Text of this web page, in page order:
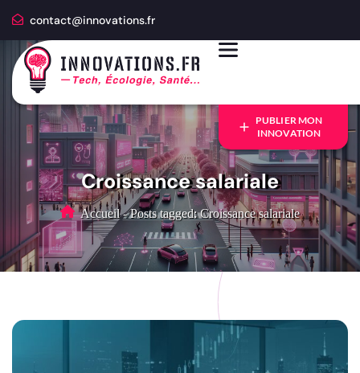
contact@innovations.fr
PUBLIER MON
INNOVATION
Croissance salariale
Accueil - Posts tagged: Croissance salariale